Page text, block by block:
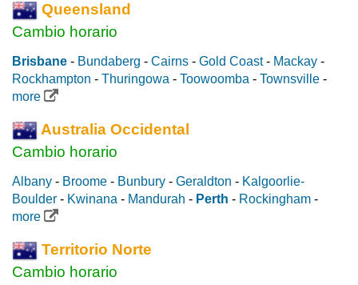
Queensland
Cambio horario
Brisbane - Bundaberg - Cairns - Gold Coast- Mackay -
Rockhampton - Thuringowa - Toowoomba - Townsville -
more
Australia Occidental
Cambio horario
Albany - Broome - Bunbury - Geraldton - Kalgoorlie-
Boulder - Kwinana - Mandurah - Perth - Rockingham -
more
Territorio Norte
Cambio horario